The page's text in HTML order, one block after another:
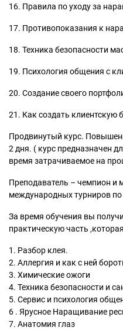
16. Правила по уходу за
17. Противопоказания к
18. Техника безопасности
19. Психология общения с
20. Создание своего
21. Как создать клиентскую
Продвинутый курс.
2 дня. ( курс предназначен
время затрачиваемое на
Преподаватель – чемпион и
международных турниров
За время обучения вы
практическую часть
1. Разбор клея.
2. Аллергия и как с ней
3. Химические ожоги
4. Техника безопасности и
5. Сервис и психология
6 . Ярусное Наращивание
7. Анатомия глаз